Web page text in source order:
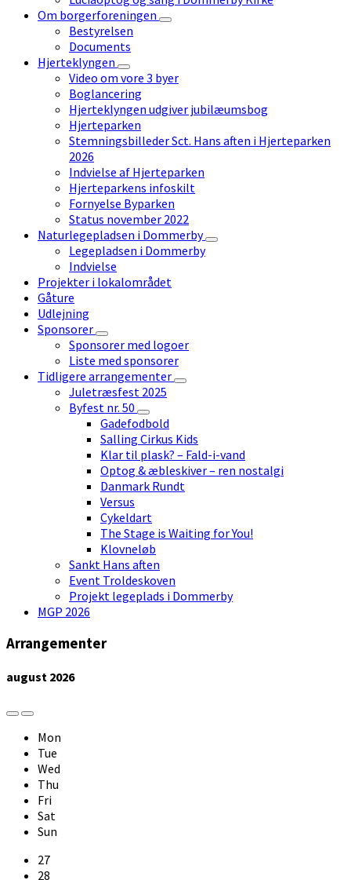
Om borgerforeningen
Bestyrelsen
Documents
Hjerteklyngen
Video om vore 3 byer
Boglancering
Hjerteklyngen udgiver jubilæumsbog
Hjerteparken
Stemningsbilleder Sct. Hans aften i Hjerteparken
2026
Indvielse af Hjerteparken
Hjerteparkens infoskilt
Fornyelse Byparken
Status november 2022
Naturlegepladsen i Dommerby
Legepladsen i Dommerby
Indvielse
Projekter i lokalområdet
Gåture
Udlejning
Sponsorer
Sponsorer med logoer
Liste med sponsorer
Tidligere arrangementer
Juletræsfest 2025
Byfest nr. 50
Gadefodbold
Salling Cirkus Kids
Klar til plask? – Fald-i-vand
Optog & æbleskiver – ren nostalgi
Danmark Rundt
Versus
Cykeldart
The Stage is Waiting for You!
Klovneløb
Sankt Hans aften
Event Troldeskoven
Projekt legeplads i Dommerby
MGP 2026
Arrangementer
august 2026
Previous
Month
Next
Month
Mon
Tue
Wed
Thu
Fri
Sat
Sun
Skip
calendar
27
28